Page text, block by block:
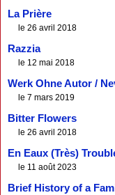
La Prière
le 26 avril 2018
Razzia
le 12 mai 2018
Werk Ohne Autor /
le 7 mars 2019
Bitter Flowers
le 26 avril 2018
En Eaux (Très)
le 11 août 2023
Brief History of a